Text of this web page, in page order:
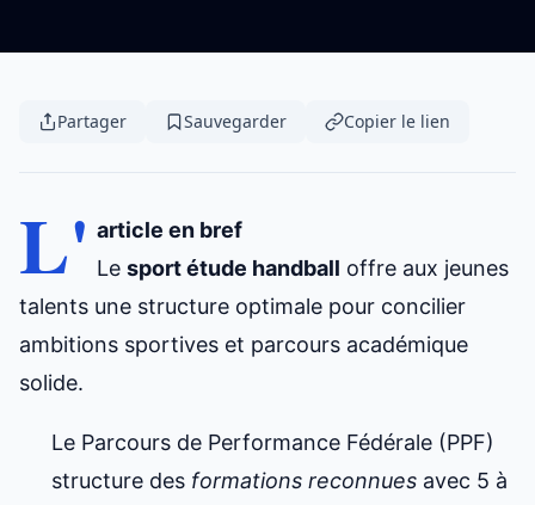
Partager Sauvegarder Copier le lien
L' article en bref
Lesport étude handball offre aux jeunes
talents une structure optimale pour concilier
ambitions sportives et parcours académique
solide.
Le Parcours de Performance Fédérale (PPF)
structure des formations reconnues avec 5 à